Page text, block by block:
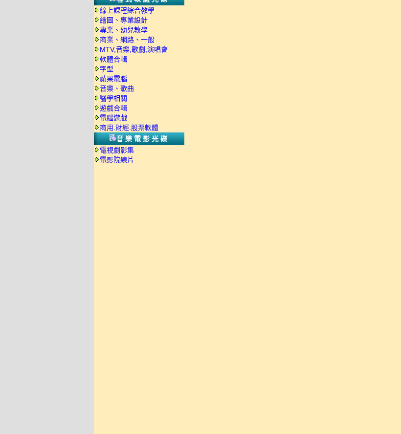
線上課程綜合教學
繪圖、專業設計
專業、幼兒教學
商業、網路、一般
MTV,音樂,歌劇,演唱會
軟體合輯
字型
蘋果電腦
音樂、歌曲
醫學相關
遊戲合輯
電腦遊戲
商用.財經.股票軟體
音樂電影光碟
電視劇影集
電影院線片